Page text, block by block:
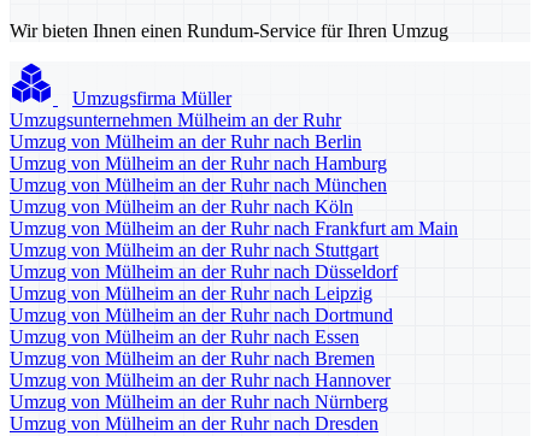
Wir bieten Ihnen einen Rundum-Service für Ihren Umzug
Umzugsfirma Müller
Umzugsunternehmen Mülheim an der Ruhr
Umzug von Mülheim an der Ruhr nach Berlin
Umzug von Mülheim an der Ruhr nach Hamburg
Umzug von Mülheim an der Ruhr nach München
Umzug von Mülheim an der Ruhr nach Köln
Umzug von Mülheim an der Ruhr nach Frankfurt am Main
Umzug von Mülheim an der Ruhr nach Stuttgart
Umzug von Mülheim an der Ruhr nach Düsseldorf
Umzug von Mülheim an der Ruhr nach Leipzig
Umzug von Mülheim an der Ruhr nach Dortmund
Umzug von Mülheim an der Ruhr nach Essen
Umzug von Mülheim an der Ruhr nach Bremen
Umzug von Mülheim an der Ruhr nach Hannover
Umzug von Mülheim an der Ruhr nach Nürnberg
Umzug von Mülheim an der Ruhr nach Dresden